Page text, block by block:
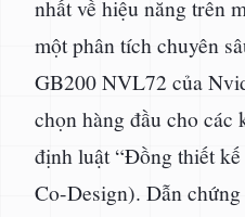
nhất về hiệu năng trên
một phân tích chuyên
GB200 NVL72 của
chọn hàng đầu cho
định luật “Đồng thiết
Co-Design). Dẫn